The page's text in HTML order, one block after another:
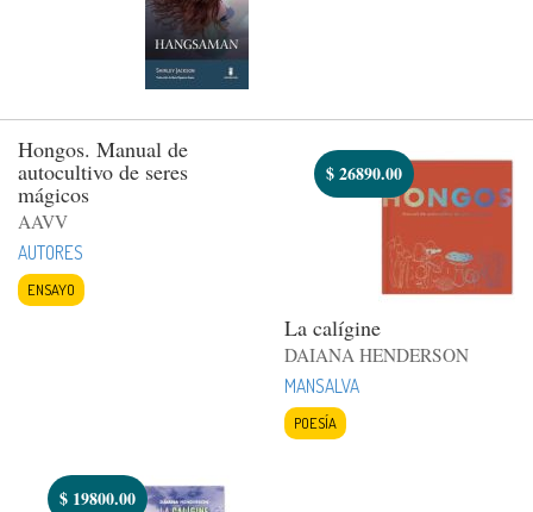
Hongos. Manual de
autocultivo de seres
mágicos
AAVV
AUTORES
ENSAYO
$26890.00
La calígine
DAIANA HENDERSON
MANSALVA
POESÍA
$ 19800.00